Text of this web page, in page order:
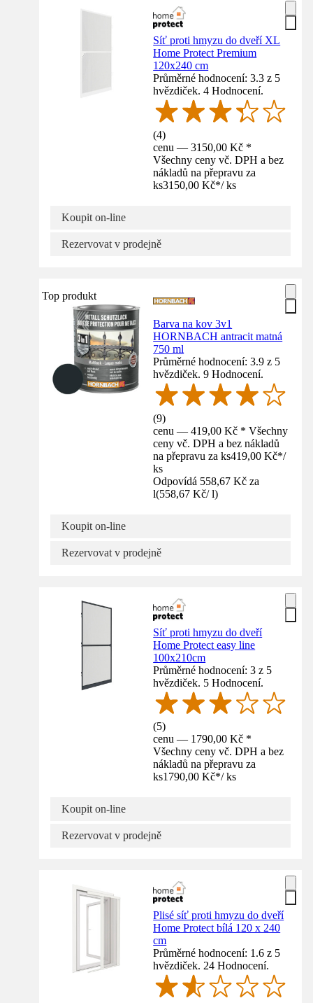
Síť proti hmyzu do dveří XL
Home Protect Premium
120x240 cm
Průměrné hodnocení: 3.3 z 5
hvězdiček. 4 Hodnocení.
(4)
cenu — 3150,00 Kč *
Všechny ceny vč. DPH a bez
nákladů na přepravu za
ks3150,00 Kč*/ ks
Koupit on-line
Rezervovat v prodejně
Top produkt
Barva na kov 3v1
HORNBACH antracit matná
750 ml
Průměrné hodnocení: 3.9 z 5
hvězdiček. 9 Hodnocení.
(9)
cenu — 419,00 Kč * Všechny
ceny vč. DPH a bez nákladů
na přepravu za ks419,00 Kč*/
ks
Odpovídá 558,67 Kč za
l(558,67 Kč/ l)
Koupit on-line
Rezervovat v prodejně
Síť proti hmyzu do dveří
Home Protect easy line
100x210cm
Průměrné hodnocení: 3 z 5
hvězdiček. 5 Hodnocení.
(5)
cenu — 1790,00 Kč *
Všechny ceny vč. DPH a bez
nákladů na přepravu za
ks1790,00 Kč*/ ks
Koupit on-line
Rezervovat v prodejně
Plisé síť proti hmyzu do dveří
Home Protect bílá 120 x 240
cm
Průměrné hodnocení: 1.6 z 5
hvězdiček. 24 Hodnocení.